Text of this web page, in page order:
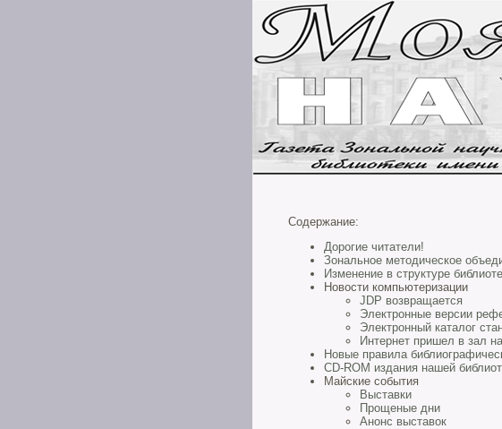
Содержание:
Дорогие читатели!
Зональное методическое
Изменение в структуре
Новости компьютеризации
JDP возвращается
Электронные версии
Электронный каталог
Интернет пришел в зал
Новые правила
CD-ROM издания нашей
Майские события
Выставки
Прощеные дни
Анонс выставок